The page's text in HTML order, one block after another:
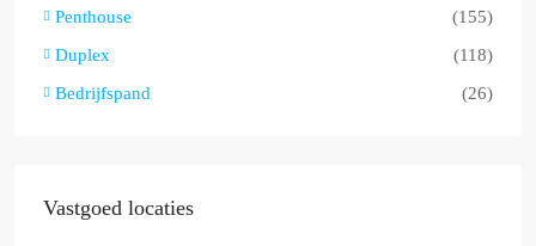
Penthouse
(155)
Duplex
(118)
Bedrijfspand
(26)
Vastgoed locaties